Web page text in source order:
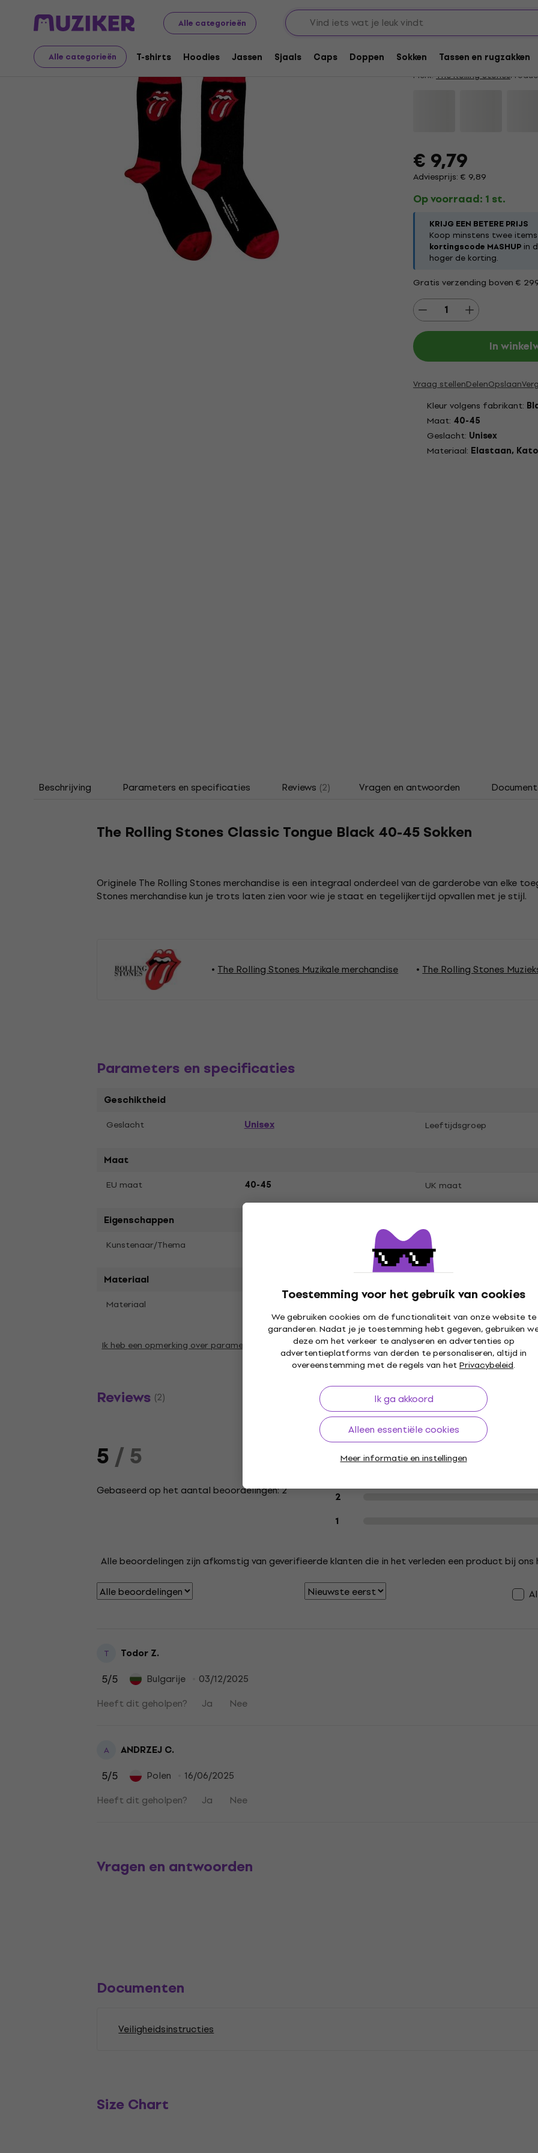
Alle categorieën
Alle categorieën T-shirts Hoodies Jassen Sjaals Caps Doppen Sokken Tassen en rugzakken
Toestemming voor het gebruik van cookies
We gebruiken cookies om de functionaliteit van onze website te
garanderen. Nadat je je toestemming hebt gegeven, gebruiken
deze om het verkeer te analyseren en advertenties op
advertentieplatforms van derden te personaliseren, altijd in
overeenstemming met de regels van hetPrivacybeleid.
Ik ga akkoord
Alleen essentiële cookies
Meer informatie en instellingen
Merch Muzikale merchandise Sokken
The Rolling Stones
5/5 2 x beoordeeld
Merk: The Rolling Stones
€ 9,79
Adviesprijs: € 9,89
Op voorraad: 1 st.
KRIJG EEN BETERE PRIJS
Koop minstens twee
kortingscode MASHUP in
hoger de korting.
Gratis verzending boven €
In
Vraag stellenDelenOpslaan
Kleur volgens fabrikant:
Maat: 40-45
Geslacht: Unisex
Materiaal: Elastaan,
Beschrijving Parameters en specificaties Reviews (2) Vragen en antwoorden
The Rolling Stones Classic Tongue Black 40-45 Sokken
Originele The Rolling Stones merchandise is een integraal onderdeel van de garderobe van elke
Stones merchandise kun je trots laten zien voor wie je staat en tegelijkertijd opvallen met je stijl.
The Rolling Stones Muzikale merchandise The Rolling Stones
Parameters en specificaties
Geschiktheid
Geslacht Unisex Leeftijdsgroep
Maat
EU maat 40-45 UK maat
Eigenschappen
Kunstenaar/Thema
Materiaal
Materiaal Elastaan, Katoen, Polyamide
Ik heb een opmerking over parameters
Reviews (2)
5/ 5
Gebaseerd op het aantal beoordelingen: 2
Klantbeoordelingen van het product
2
1
Alle beoordelingen zijn afkomstig van geverifieerde klanten die in het verleden een product bij ons
T Todor Z.
5/5 Bulgarije
03/12/2025
Heeft dit geholpen?
Ja Nee
A ANDRZEJ C.
5/5 Polen
16/06/2025
Heeft dit geholpen?
Ja Nee
Vragen en antwoorden
Documenten
Veiligheidsinstructies
Size Chart